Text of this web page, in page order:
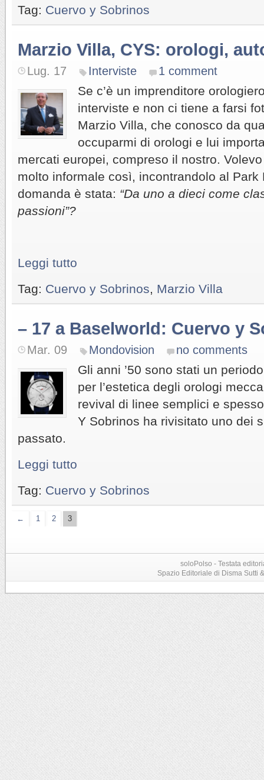
Tag: Cuervo y Sobrinos
Marzio Villa, CYS: orologi,
Lug. 17 Interviste 1 comment
Se c’è un imprenditore
interviste e non ci tiene a farsi
Marzio Villa, che conosco da
occuparmi di orologi e lui
mercati europei, compreso il nostro.
molto informale così, incontrandolo al Park
domanda è stata: “Da uno a dieci come
passioni”?
Leggi tutto
Tag: Cuervo y Sobrinos Marzio Villa
– 17 a Baselworld: Cuervo y
Mar. 09 Mondovision no comments
Gli anni ’50 sono stati un
per l’estetica degli orologi
revival di linee semplici e
Y Sobrinos ha rivisitato uno dei
passato.
Leggi tutto
Tag: Cuervo y Sobrinos
← 1 2 3
soloPolso - Testata
Spazio Editoriale di Disma Sutti